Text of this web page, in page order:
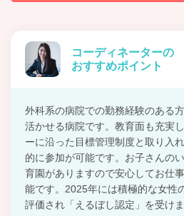
コーディネーターの
おすすめポイント
外科系の病院での勤務経験のある
活かせる病院です。教育面も充実
ーに沿った目標管理制度と取り入
的に参加が可能です。お子さんの
育園がありますので安心してお仕
能です。2025年には積極的な女性
評価され「えるぼし認定」を受けま